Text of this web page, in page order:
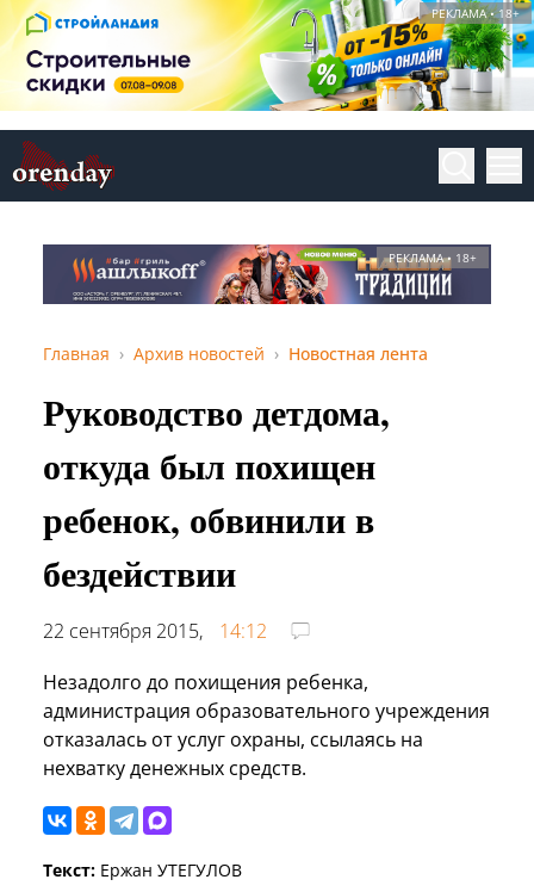
РЕКЛАМА • 18+
РЕКЛАМА • 18+
Главная Архив новостей Новостная лента
Руководство детдома,
откуда был похищен
ребенок, обвинили в
бездействии
22 сентября 2015,
14:12
Незадолго до похищения ребенка,
администрация образовательного учреждения
отказалась от услуг охраны, ссылаясь на
нехватку денежных средств.
Текст: Ержан УТЕГУЛОВ